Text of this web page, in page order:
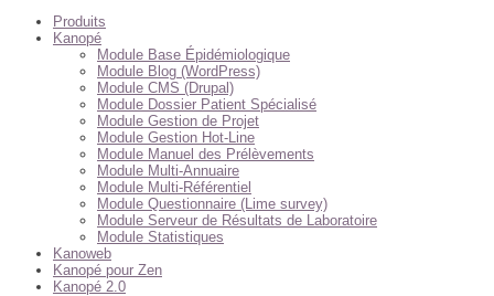
Produits
Kanopé
Module Base Épidémiologique
Module Blog (WordPress)
Module CMS (Drupal)
Module Dossier Patient Spécialisé
Module Gestion de Projet
Module Gestion Hot-Line
Module Manuel des Prélèvements
Module Multi-Annuaire
Module Multi-Référentiel
Module Questionnaire (Lime survey)
Module Serveur de Résultats de Laboratoire
Module Statistiques
Kanoweb
Kanopé pour Zen
Kanopé 2.0